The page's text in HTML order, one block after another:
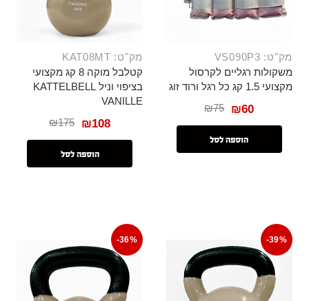
מק"ט: VS090P3
משקולות רגליים לקרסול
מקצועי 1.5 קג כל רגל ורוד זוג
₪75 ₪60
הוספה לסל
מק"ט: KAT08MT
קטלבל מוקה 8 קג מקצועי
בציפוי וניל KATTELBELL
VANILLE
₪175 ₪108
הוספה לסל
-39%
-36%